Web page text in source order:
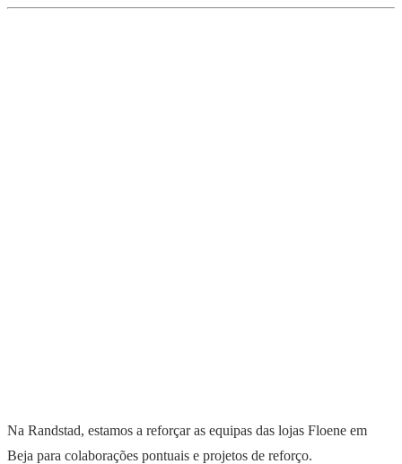
Na Randstad, estamos a reforçar as equipas das lojas Floene em
Beja para colaborações pontuais e projetos de reforço.